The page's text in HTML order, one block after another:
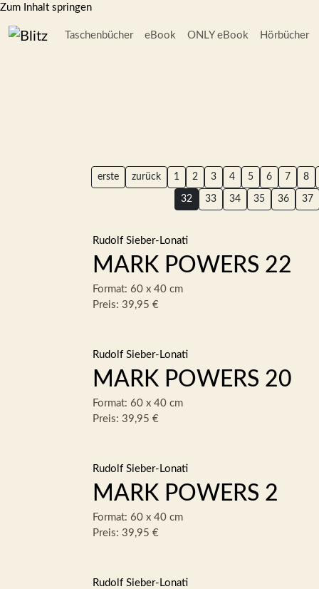
Zum Inhalt springen
Taschenbücher eBook ONLY eBook Hörbücher
erste zurück 1 2 3 4 5 6 7 8
32 33 34 35 36 37
Rudolf Sieber-Lonati
MARK POWERS 22
Format: 60 x 40 cm
Preis: 39,95 €
Rudolf Sieber-Lonati
MARK POWERS 20
Format: 60 x 40 cm
Preis: 39,95 €
Rudolf Sieber-Lonati
MARK POWERS 2
Format: 60 x 40 cm
Preis: 39,95 €
Rudolf Sieber-Lonati